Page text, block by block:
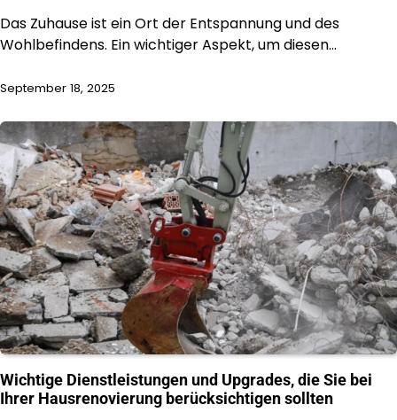
Das Zuhause ist ein Ort der Entspannung und des
Wohlbefindens. Ein wichtiger Aspekt, um diesen…
September 18, 2025
Wichtige Dienstleistungen und Upgrades, die Sie bei
Ihrer Hausrenovierung berücksichtigen sollten